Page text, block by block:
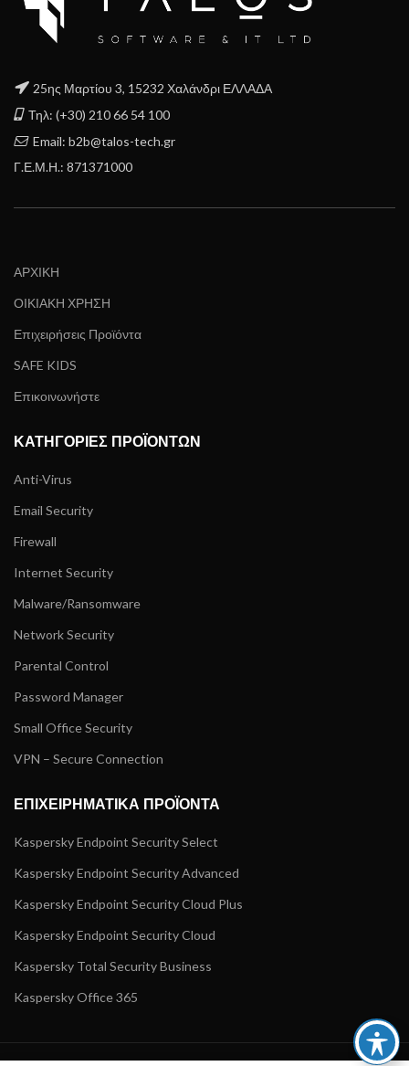
25ης Μαρτίου 3, 15232 Χαλάνδρι ΕΛΛΑΔΑ
Τηλ: (+30) 210 66 54 100
Email: b2b@talos-tech.gr
Γ.Ε.Μ.Η.: 871371000
ΑΡΧΙΚΗ
ΟΙΚΙΑΚΗ ΧΡΗΣΗ
Επιχειρήσεις Προϊόντα
SAFE KIDS
Επικοινωνήστε
ΚΑΤΗΓΟΡΊΕΣ ΠΡΟΪΌΝΤΩΝ
Anti-Virus
Email Security
Firewall
Internet Security
Malware/Ransomware
Network Security
Parental Control
Password Manager
Small Office Security
VPN – Secure Connection
ΕΠΙΧΕΙΡΗΜΑΤΙΚΑ ΠΡΟΪΟΝΤΑ
Kaspersky Endpoint Security Select
Kaspersky Endpoint Security Advanced
Kaspersky Endpoint Security Cloud Plus
Kaspersky Endpoint Security Cloud
Kaspersky Total Security Business
Kaspersky Office 365